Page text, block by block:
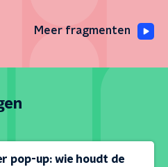
Meer fragmenten
pop-up: wie houdt de